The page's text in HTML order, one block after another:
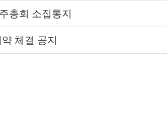
총회 소집통지
체결 공지